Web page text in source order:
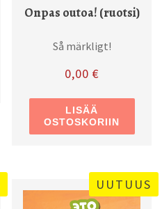
Onpas outoa! (ruotsi)
Så märkligt!
0,00 €
LISÄÄ
OSTOSKORIIN
UUTUUS